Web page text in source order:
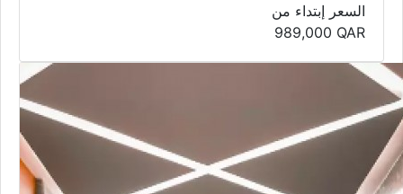
السعر إبتداء من
989,000 QAR